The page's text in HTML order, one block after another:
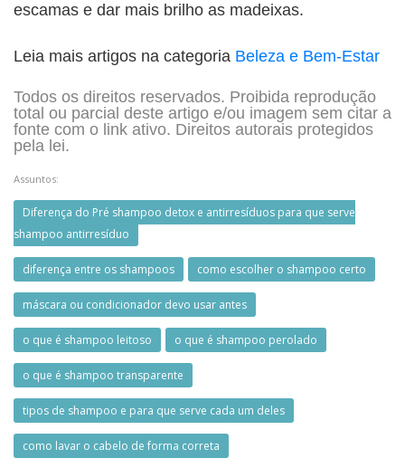
escamas e dar mais brilho as madeixas.
Leia mais artigos na categoria Beleza e Bem-Estar
Todos os direitos reservados. Proibida reprodução
total ou parcial deste artigo e/ou imagem sem citar a
fonte com o link ativo. Direitos autorais protegidos
pela lei.
Assuntos:
Diferença do Pré shampoo detox e antirresíduos para que serve
shampoo antirresíduo
diferença entre os shampoos como escolher o shampoo certo
máscara ou condicionador devo usar antes
o que é shampoo leitoso o que é shampoo perolado
o que é shampoo transparente
tipos de shampoo e para que serve cada um deles
como lavar o cabelo de forma correta